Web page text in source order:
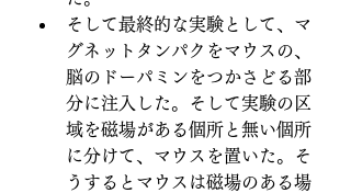
そして最終的な実験として、マ
グネットタンパクをマウスの、
脳のドーパミンをつかさどる部
分に注入した。そして実験の区
域を磁場がある個所と無い個所
に分けて、マウスを置いた。そ
うするとマウスは磁場のある場